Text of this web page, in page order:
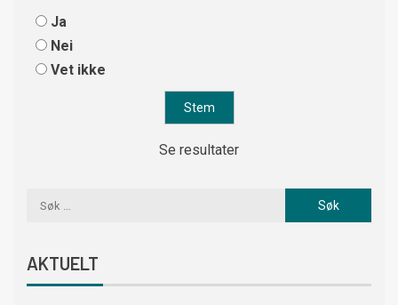
Ja
Nei
Vet ikke
Se resultater
AKTUELT